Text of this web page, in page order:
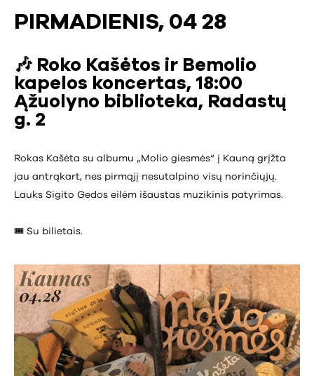
PIRMADIENIS, 04 28
🎶 Roko Kašėtos ir Bemolio
kapelos koncertas, 18:00
Ąžuolyno biblioteka, Radastų
g. 2
Rokas Kašėta su albumu „Molio giesmės“ į Kauną grįžta
jau antrąkart, nes pirmąjį nesutalpino visų norinčiųjų.
Lauks Sigito Gedos eilėm išaustas muzikinis patyrimas.
🎟️ Su bilietais.